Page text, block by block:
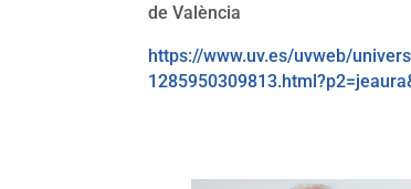
de València
https://www.uv.es/uvweb/